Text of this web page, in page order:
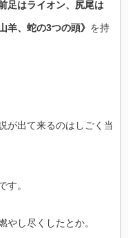
足はライオン、尻尾は
羊、蛇の3つの頭》 を持
が出て来るのはしごく当
す。
やし尽くしたとか。